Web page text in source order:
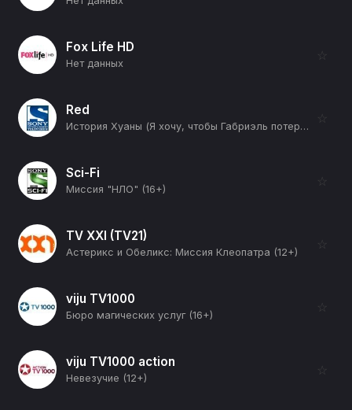
Fox Life HD
Нет данных
☆
Red
История Хуаны (Я хочу, чтобы Габриэль потерял все) (16+)
☆
Sci-Fi
Миссия "НЛО" (16+)
☆
TV XXI (TV21)
Астерикс и Обеликс: Миссия Клеопатра (12+)
☆
viju TV1000
Бюро магических услуг (16+)
☆
viju TV1000 action
Невезучие (12+)
☆